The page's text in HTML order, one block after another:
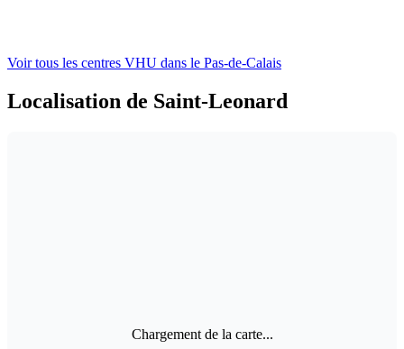
Voir tous les centres VHU dans le Pas-de-Calais
Localisation de Saint-Leonard
Chargement de la carte...